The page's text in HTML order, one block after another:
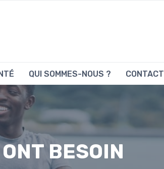
QUI SOMMES-NOUS ? CONTACT
BESOIN